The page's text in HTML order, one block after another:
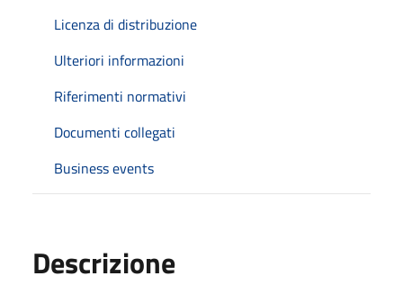
Licenza di distribuzione
Ulteriori informazioni
Riferimenti normativi
Documenti collegati
Business events
Descrizione